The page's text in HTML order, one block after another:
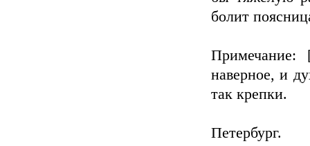
болит
наверное, и
так крепки.
Петербург.